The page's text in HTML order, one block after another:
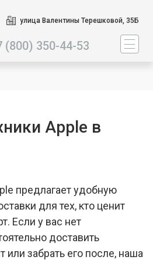
улица Валентины Терешковой, 35Б
(800) 350-44-53
Apple в
предлагает удобную
для тех, кто ценит
Если у вас нет
доставить
или забрать его после, наша